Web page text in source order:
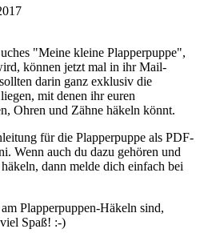
"Meine kleine Plapperpuppe",
können jetzt mal in ihr Mail-
darin ganz exklusiv die
mit denen ihr euren
Ohren und Zähne häkeln könnt.
für die Plapperpuppe als PDF-
Wenn auch du dazu gehören und
dann melde dich einfach bei
Plapperpuppen-Häkeln sind,
Spaß! :-)